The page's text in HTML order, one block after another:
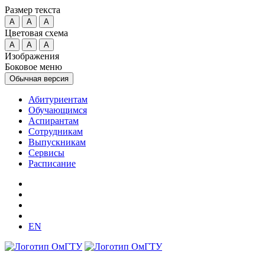
Размер текста
A A A
Цветовая схема
A A A
Изображения
Боковое меню
Обычная версия
Абитуриентам
Обучающимся
Аспирантам
Сотрудникам
Выпускникам
Сервисы
Расписание
EN